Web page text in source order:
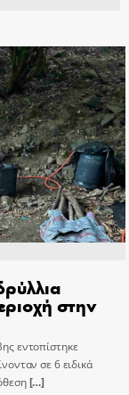
στην
εντοπίστηκε
σε 6 ειδικά
[…]